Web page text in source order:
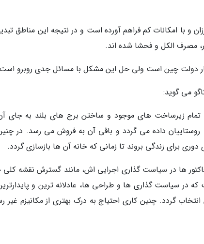
و با امکانات کم فراهم آورده است و در نتیجه این مناطق
مصرف الکل و فحشا شده اند.
دولت چین است ولی حل این مشکل با مسائل جدی روبرو
می گوید:
زیرساخت های موجود و ساختن برج های بلند به جای
داده می گردد و باقی آن به فروش می رسد. در
برای زندگی بروند تا زمانی که خانه آن ها بازسازی گردد.
ها در سیاست گذاری اجرایی اش، مانند گسترش نقشه
در سیاست گذاری ها و طراحی ها، عادلانه ترین و
گردد. چنین کاری احتیاج به درک بهتری از مکانیزم غیر